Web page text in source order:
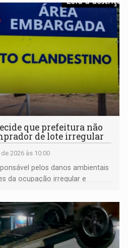
que prefeitura não
de lote irregular
2026 às 10:00
pelos danos ambientais
da ocupação irregular e